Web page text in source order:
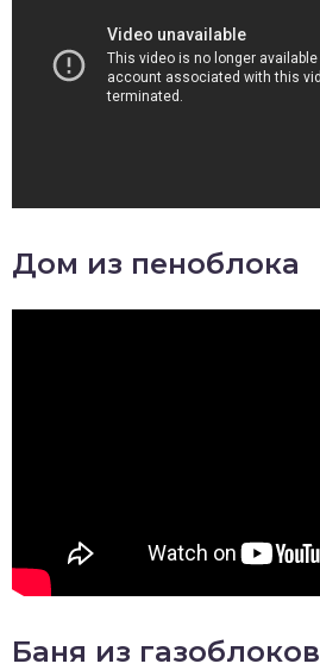
Дом из пеноблока
Баня из газоблоков